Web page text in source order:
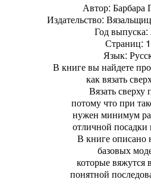
Автор: Барбара
Издательство:
Год выпуска:
Страниц:
Язык:
В книге вы найдете
как вязать
Вязать сверху
потому что при
нужен минимум
отличной посадки
В книге описано
базовых
которые вяжутся
понятной